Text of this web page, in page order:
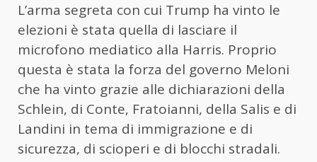
L’arma segreta con cui Trump ha vinto le
elezioni è stata quella di lasciare il
microfono mediatico alla Harris. Proprio
questa è stata la forza del governo Meloni
che ha vinto grazie alle dichiarazioni della
Schlein, di Conte, Fratoianni, della Salis e di
Landini in tema di immigrazione e di
sicurezza, di scioperi e di blocchi stradali.